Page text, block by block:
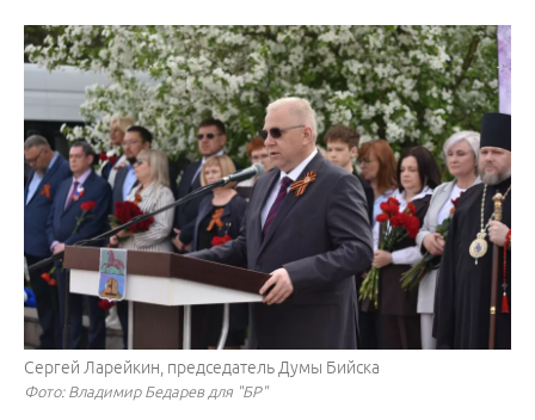
Сергей Ларейкин, председатель Думы Бийска
Фото: Владимир Бедарев для "БР"